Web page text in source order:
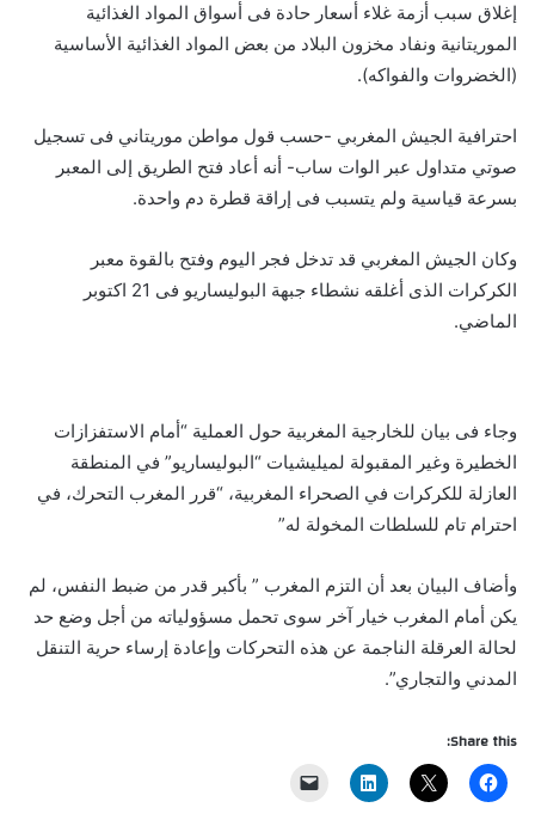
إغلاق سبب أزمة غلاء أسعار حادة فى أسواق المواد الغذائية
الموريتانية ونفاد مخزون البلاد من بعض المواد الغذائية الأساسية
(الخضروات والفواكه).
احترافية الجيش المغربي -حسب قول مواطن موريتاني فى تسجيل
صوتي متداول عبر الوات ساب- أنه أعاد فتح الطريق إلى المعبر
بسرعة قياسية ولم يتسبب فى إراقة قطرة دم واحدة.
وكان الجيش المغربي قد تدخل فجر اليوم وفتح بالقوة معبر
الكركرات الذى أغلقه نشطاء جبهة البوليساريو فى 21 اكتوبر
الماضي.
وجاء فى بيان للخارجية المغربية حول العملية “أمام الاستفزازات
الخطيرة وغير المقبولة لميليشيات “البوليساريو” في المنطقة
العازلة للكركرات في الصحراء المغربية، “قرر المغرب التحرك، في
احترام تام للسلطات المخولة له”
وأضاف البيان بعد أن التزم المغرب ” بأكبر قدر من ضبط النفس، لم
يكن أمام المغرب خيار آخر سوى تحمل مسؤولياته من أجل وضع حد
لحالة العرقلة الناجمة عن هذه التحركات وإعادة إرساء حرية التنقل
المدني والتجاري”.
Share this: